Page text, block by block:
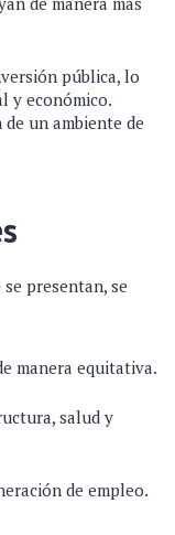
pública, lo
y económico.
un ambiente de
presentan, se
manera equitativa.
salud y
de empleo.